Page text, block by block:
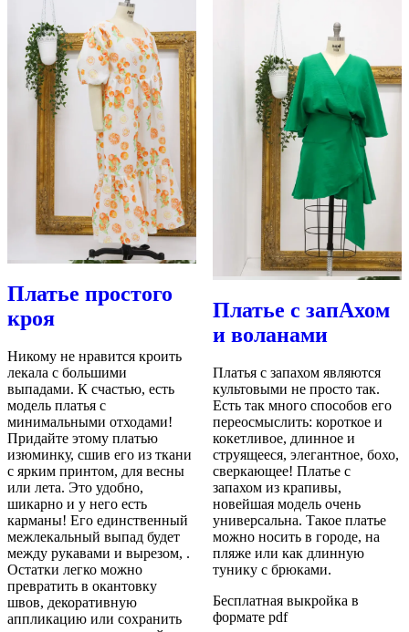
Платье простого
кроя
Никому не нравится кроить
лекала с большими
выпадами. К счастью, есть
модель платья с
минимальными отходами!
Придайте этому платью
изюминку, сшив его из ткани
с ярким принтом, для весны
или лета. Это удобно,
шикарно и у него есть
карманы! Его единственный
межлекальный выпад будет
между рукавами и вырезом, .
Остатки легко можно
превратить в окантовку
швов, декоративную
аппликацию или сохранить
Платье с запАхом
и воланами
Платья с запахом являются
культовыми не просто так.
Есть так много способов его
переосмыслить: короткое и
кокетливое, длинное и
струящееся, элегантное, бохо,
сверкающее! Платье с
запахом из крапивы,
новейшая модель очень
универсальна. Такое платье
можно носить в городе, на
пляже или как длинную
тунику с брюками.
Бесплатная выкройка в
формате pdf